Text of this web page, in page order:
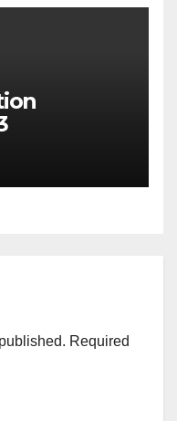
Required